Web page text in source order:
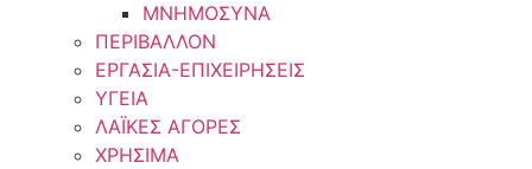
ΜΝΗΜΟΣΥΝΑ
ΠΕΡΙΒΑΛΛΟΝ
ΕΡΓΑΣΙΑ-ΕΠΙΧΕΙΡΗΣΕΙΣ
ΥΓΕΙΑ
ΛΑΪΚΕΣ ΑΓΟΡΕΣ
ΧΡΗΣΙΜΑ